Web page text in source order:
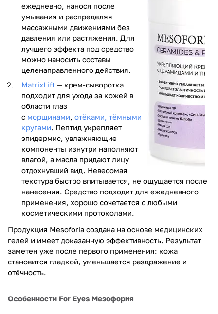
ежедневно, нанося после
умывания и распределяя
массажными движениями без
давления или растяжения. Для
лучшего эффекта под средство
можно наносить составы
целенаправленного действия.
MatrixLift — крем-сыворотка
подходит для ухода за кожей в
области глаз
с морщинами, отёками, тёмными
кругами. Пептид укрепляет
эпидермис, увлажняющие
компоненты изнутри наполняют
влагой, а масла придают лицу
отдохнувший вид. Невесомая
текстура быстро впитывается, не ощущается после
нанесения. Средство подходит для ежедневного
применения, хорошо сочетается с любыми
косметическими протоколами.
Продукция Mesoforia создана на основе медицинских
гелей и имеет доказанную эффективность. Результат
заметен уже после первого применения: кожа
становится гладкой, уменьшается раздражение и
отёчность.
Особенности For Eyes Мезофория